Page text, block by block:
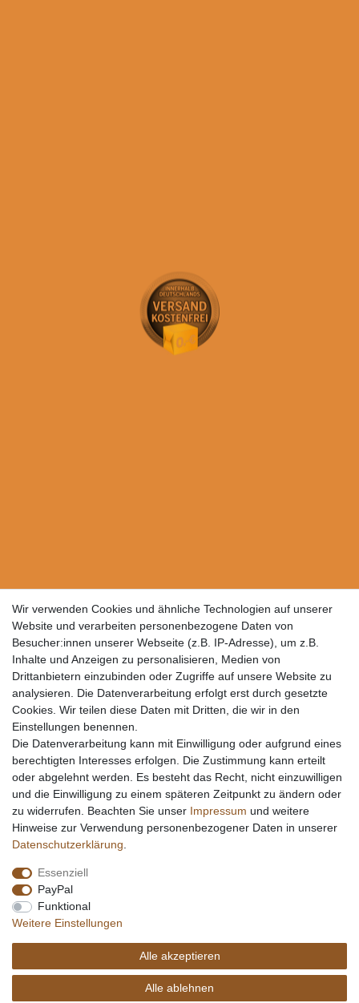
Wir verwenden Cookies und ähnliche Technologien auf unserer
Website und verarbeiten personenbezogene Daten von
Besucher:innen unserer Webseite (z.B. IP-Adresse), um z.B.
Inhalte und Anzeigen zu personalisieren, Medien von
Drittanbietern einzubinden oder Zugriffe auf unsere Website zu
analysieren. Die Datenverarbeitung erfolgt erst durch gesetzte
Cookies. Wir teilen diese Daten mit Dritten, die wir in den
Einstellungen benennen.
Die Datenverarbeitung kann mit Einwilligung oder aufgrund eines
berechtigten Interesses erfolgen. Die Zustimmung kann erteilt
oder abgelehnt werden. Es besteht das Recht, nicht einzuwilligen
und die Einwilligung zu einem späteren Zeitpunkt zu ändern oder
zu widerrufen. Beachten Sie unser Impressum und weitere
Hinweise zur Verwendung personenbezogener Daten in unserer
Daten­schutz­erklärung
Essenziell
PayPal
Funktional
Weitere Einstellungen
Alle akzeptieren
Alle ablehnen